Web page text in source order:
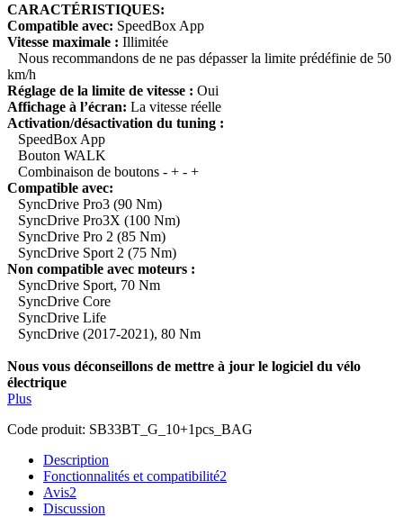
CARACTÉRISTIQUES:
Compatible avec: SpeedBox App
Vitesse maximale : Illimitée
Nous recommandons de ne pas dépasser la limite prédéfinie de 50
km/h
Réglage de la limite de vitesse : Oui
Affichage à l’écran: La vitesse réelle
Activation/désactivation du tuning :
SpeedBox App
Bouton WALK
Combinaison de boutons - + - +
Compatible avec:
SyncDrive Pro3 (90 Nm)
SyncDrive Pro3X (100 Nm)
SyncDrive Pro 2 (85 Nm)
SyncDrive Sport 2 (75 Nm)
Non compatible avec moteurs :
SyncDrive Sport, 70 Nm
SyncDrive Core
SyncDrive Life
SyncDrive (2017-2021), 80 Nm
Nous vous déconseillons de mettre à jour le logiciel du vélo
électrique
Plus
Code produit: SB33BT_G_10+1pcs_BAG
Description
Fonctionnalités et compatibilité2
Avis2
Discussion